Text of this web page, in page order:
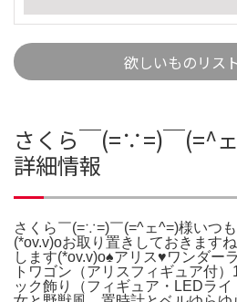
欲しいものリス
さくら￣(=∵=)￣(=^
詳細情報
さくら￣(=∵=)￣(=^ェ^=)様いつ
(*ov.v)oお取り置きしておきます
します(*ov.v)o♠️アリス♥️ワンダー
トワゴン（アリスフィギュア付
ック飾り（フィギュア・LEDラ